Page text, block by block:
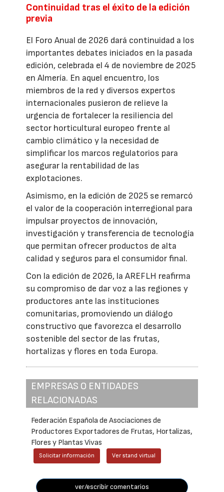
Continuidad tras el éxito de la edición
previa
El Foro Anual de 2026 dará continuidad a los
importantes debates iniciados en la pasada
edición, celebrada el 4 de noviembre de 2025
en Almería. En aquel encuentro, los
miembros de la red y diversos expertos
internacionales pusieron de relieve la
urgencia de fortalecer la resiliencia del
sector horticultural europeo frente al
cambio climático y la necesidad de
simplificar los marcos regulatorios para
asegurar la rentabilidad de las
explotaciones.
Asimismo, en la edición de 2025 se remarcó
el valor de la cooperación interregional para
impulsar proyectos de innovación,
investigación y transferencia de tecnología
que permitan ofrecer productos de alta
calidad y seguros para el consumidor final.
Con la edición de 2026, la AREFLH reafirma
su compromiso de dar voz a las regiones y
productores ante las instituciones
comunitarias, promoviendo un diálogo
constructivo que favorezca el desarrollo
sostenible del sector de las frutas,
hortalizas y flores en toda Europa.
EMPRESAS O ENTIDADES
RELACIONADAS
Federación Española de Asociaciones de
Productores Exportadores de Frutas, Hortalizas,
Flores y Plantas Vivas
Solicitar información Ver stand virtual
ver/escribir comentarios